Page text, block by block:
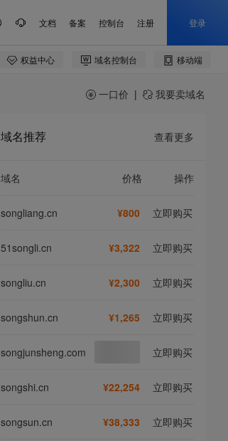
一口价 | 我要卖域名
域名推荐 查看更多
域名 价格 操作
songliang.cn ¥800 立即购买
51songli.cn ¥3,322 立即购买
songliu.cn ¥2,300 立即购买
songshun.cn ¥1,265 立即购买
songjunsheng.com 立即购买
songshi.cn ¥22,254 立即购买
songsun.cn ¥38,333 立即购买